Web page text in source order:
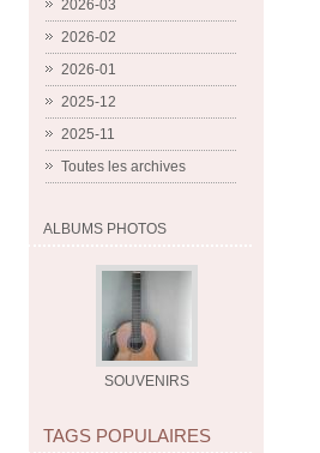
2026-03
2026-02
2026-01
2025-12
2025-11
Toutes les archives
ALBUMS PHOTOS
SOUVENIRS
TAGS POPULAIRES